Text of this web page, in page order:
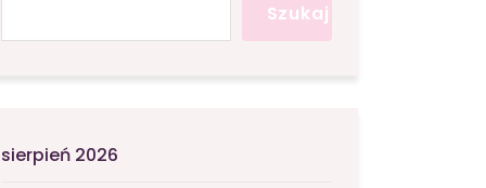
Szukaj
sierpień 2026